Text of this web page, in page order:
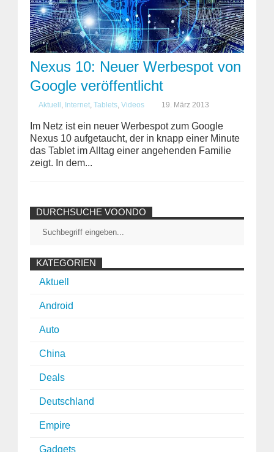
Nexus 10: Neuer Werbespot von
Google veröffentlicht
Aktuell , Internet, Tablets, Videos 19. März 2013
Im Netz ist ein neuer Werbespot zum Google
Nexus 10 aufgetaucht, der in knapp einer Minute
das Tablet im Alltag einer angehenden Familie
zeigt. In dem...
DURCHSUCHE VOONDO
KATEGORIEN
Aktuell
Android
Auto
China
Deals
Deutschland
Empire
Gadgets